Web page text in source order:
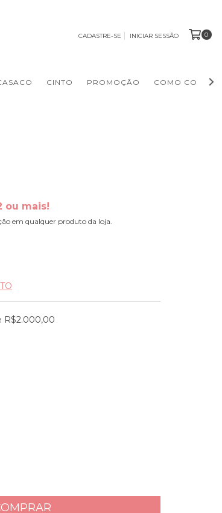
CADASTRE-SE INICIAR SESSÃO 0
CINTO PROMOÇÃO COMO
ou mais!
em qualquer produto da loja.
R$2.000,00